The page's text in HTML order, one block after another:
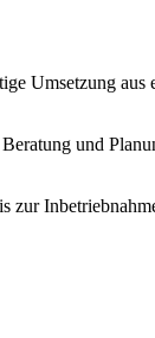
Umsetzung aus
und
zur